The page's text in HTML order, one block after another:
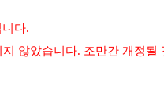
다.
않았습니다. 조만간 개정될